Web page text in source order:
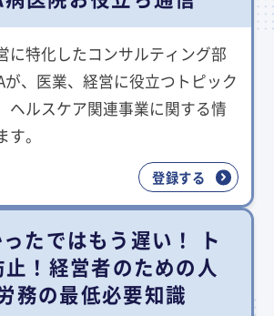
に特化したコンサルティング部
が、医業、経営に役立つトピック
ヘルスケア関連事業に関する情
。
登録する
たではもう遅い！ ト
！経営者のための人
務の最低必要知識